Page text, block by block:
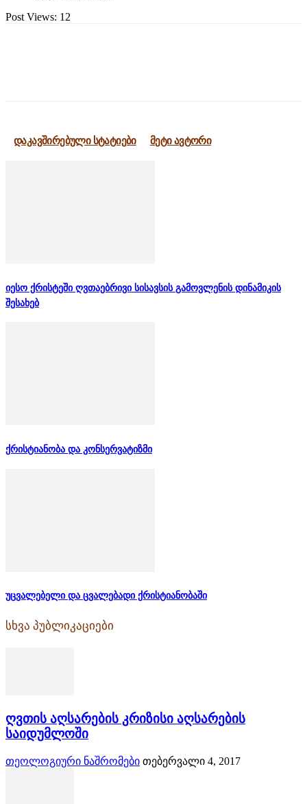
Post Views: 12
დაკავშირებული სტატიები მეტი ავტორი
იესო ქრისტეში ღვთაებრივი სისავსის გამოვლენის დინამიკის
შესახებ
ქრისტიანობა და კონსერვატიზმი
უცვალებელი და ცვალებადი ქრისტიანობაში
სხვა პუბლიკაციები
ღვთის აღსარების კრიზისი აღსარების
საიდუმლოში
თეოლოგიური ნაშრომები თებერვალი 4, 2017